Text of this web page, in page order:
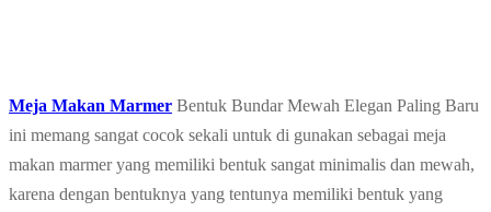
Meja Makan Marmer Bentuk Bundar Mewah Elegan Paling Baru
ini memang sangat cocok sekali untuk di gunakan sebagai meja
makan marmer yang memiliki bentuk sangat minimalis dan mewah,
karena dengan bentuknya yang tentunya memiliki bentuk yang